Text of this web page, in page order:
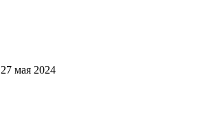
27 мая 2024